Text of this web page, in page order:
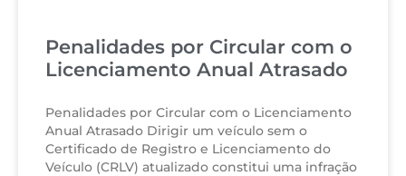
Penalidades por Circular com o
Licenciamento Anual Atrasado
Penalidades por Circular com o Licenciamento
Anual Atrasado Dirigir um veículo sem o
Certificado de Registro e Licenciamento do
Veículo (CRLV) atualizado constitui uma infração